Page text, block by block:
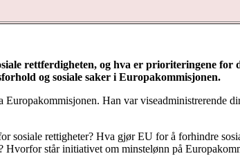
rettferdigheten, og hva er prioriteringene
og sosiale saker i Europakommisjonen.
Europakommisjonen. Han var viseadministrerende
sosiale rettigheter? Hva gjør EU for å forhindre
Hvorfor står initiativet om minstelønn på